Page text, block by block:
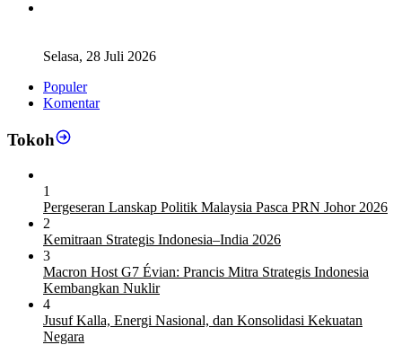
Selasa, 28 Juli 2026
Populer
Komentar
Tokoh
1
Pergeseran Lanskap Politik Malaysia Pasca PRN Johor 2026
2
Kemitraan Strategis Indonesia–India 2026
3
Macron Host G7 Évian: Prancis Mitra Strategis Indonesia
Kembangkan Nuklir
4
Jusuf Kalla, Energi Nasional, dan Konsolidasi Kekuatan
Negara